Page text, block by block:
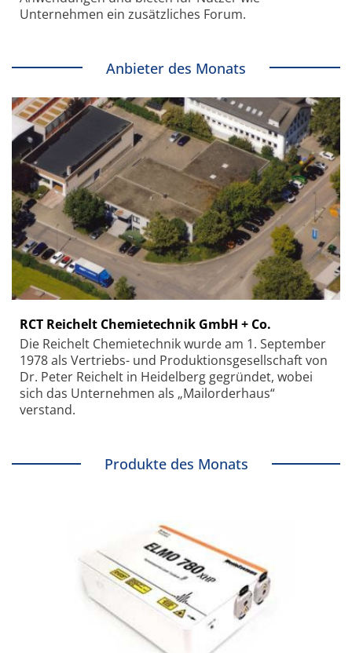
Unternehmen ein zusätzliches Forum.
Anbieter des Monats
RCT Reichelt Chemietechnik GmbH + Co.
Die Reichelt Chemietechnik wurde am 1. September
1978 als Vertriebs- und Produktionsgesellschaft von
Dr. Peter Reichelt in Heidelberg gegründet, wobei
sich das Unternehmen als „Mailorderhaus“
verstand.
Produkte des Monats